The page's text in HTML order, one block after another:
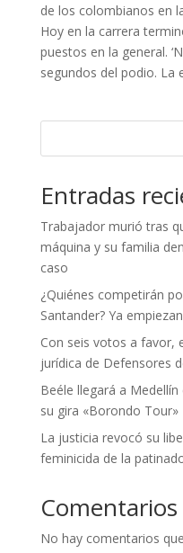
de los colombianos en
Hoy en la carrera
puestos en la general.
segundos del podio. La
Entradas
Trabajador murió tras
máquina y su familia
caso
¿Quiénes competirán
Santander? Ya
Con seis votos a favor,
jurídica de Defensores
Beéle llegará a
su gira «Borondo Tour»
La justicia revocó su
feminicida de la
No hay comentarios